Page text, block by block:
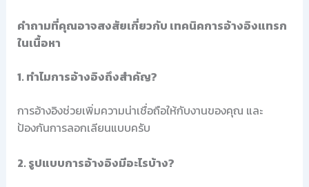
คำถามที่คุณอาจสงสัยเกี่ยวกับ เทคนิคการอ้างอิงแทรก
ในเนื้อหา
1. ทำไมการอ้างอิงถึงสำคัญ?
การอ้างอิงช่วยเพิ่มความน่าเชื่อถือให้กับงานของคุณ และ
ป้องกันการลอกเลียนแบบครับ
2. รูปแบบการอ้างอิงมีอะไรบ้าง?